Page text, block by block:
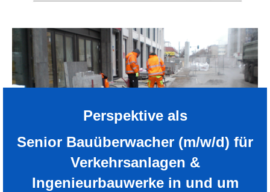
Perspektive als
Senior Bauüberwacher (m/w/d) für
Verkehrsanlagen &
Ingenieurbauwerke in und um